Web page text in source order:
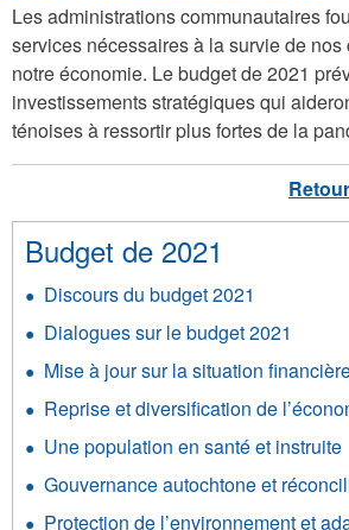
Les administrations communautaires
services nécessaires à la survie de
notre économie. Le budget de 2021
investissements stratégiques qui
ténoises à ressortir plus fortes de la
Budget de 2021
Discours du budget 2021
Dialogues sur le budget 2021
Mise à jour sur la situation
Reprise et diversification de
Une population en santé et instruite
Gouvernance autochtone et
Protection de l’environnement et